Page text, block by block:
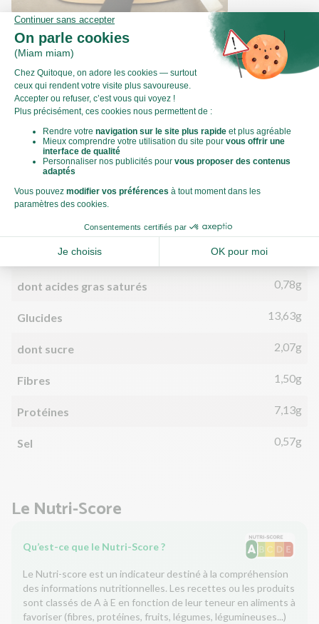
Comment couper une courgette en
rondelles ?
Valeurs nutritionnelles
Par personne
Énergie (kJ)
Énergie (kCal)
Matières grasses
dont acides gras saturés 0,78g
Glucides 13,63g
dont sucre 2,07g
Fibres 1,50g
Protéines 7,13g
Sel 0,57g
Le Nutri-Score
Qu’est-ce que le Nutri-Score ?
Le Nutri-score est un indicateur destiné à la compréhension
des informations nutritionnelles. Les recettes ou les produits
sont classés de A à E en fonction de leur teneur en aliments à
favoriser (fibres, protéines, fruits, légumes, légumineuses...)